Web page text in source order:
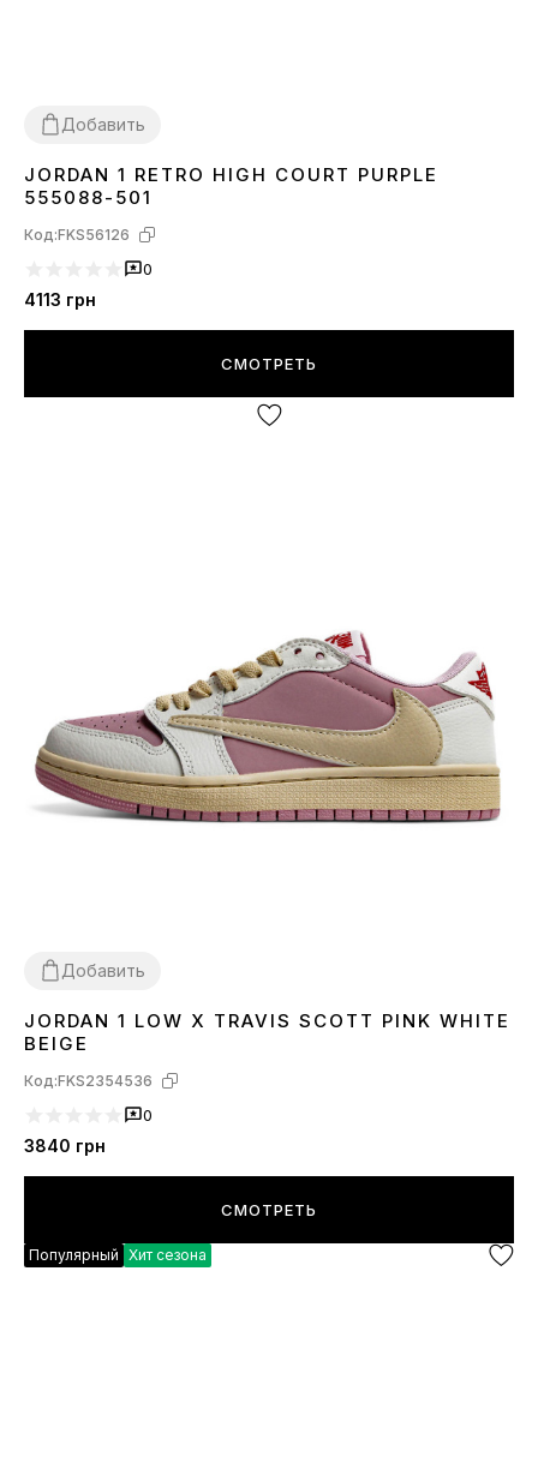
Добавить
36373839 4041 424344
JORDAN 1 RETRO HIGH COURT PURPLE
555088-501
Код:FKS56126
0
4113 грн
СМОТРЕТЬ
Добавить
36373839 4041
JORDAN 1 LOW X TRAVIS SCOTT PINK WHITE
BEIGE
Код:FKS2354536
0
3840 грн
СМОТРЕТЬ
Популярный Хит сезона